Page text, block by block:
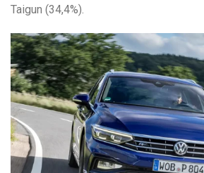
Taigun (34,4%).